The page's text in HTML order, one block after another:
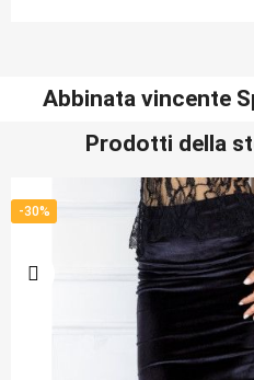
Abbinata vincente
Prodotti della
-30%